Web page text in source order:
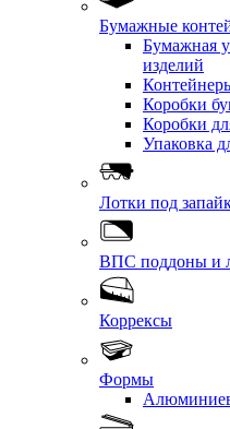
Бумажные
Бумажная
изделий
Коробки
Коробки
Упаковка
Лотки под
ВПС поддоны и
Коррексы
Формы